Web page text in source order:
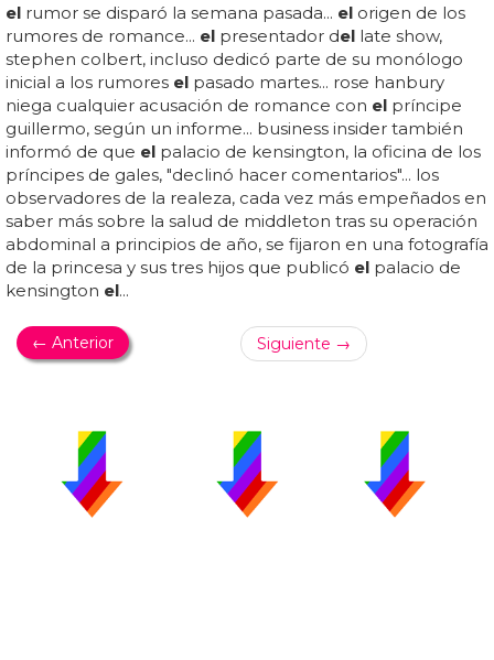
el rumor se disparó la semana pasada... el origen de los
rumores de romance... el presentador del late show,
stephen colbert, incluso dedicó parte de su monólogo
inicial a los rumores el pasado martes... rose hanbury
niega cualquier acusación de romance con el príncipe
guillermo, según un informe... business insider también
informó de que el palacio de kensington, la oficina de los
príncipes de gales, "declinó hacer comentarios"... los
observadores de la realeza, cada vez más empeñados en
saber más sobre la salud de middleton tras su operación
abdominal a principios de año, se fijaron en una fotografía
de la princesa y sus tres hijos que publicó el palacio de
kensington el...
← Anterior Siguiente →